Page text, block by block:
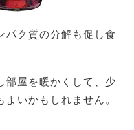
パク質の分解も促し食
部屋を暖かくして、少
いかもしれません。